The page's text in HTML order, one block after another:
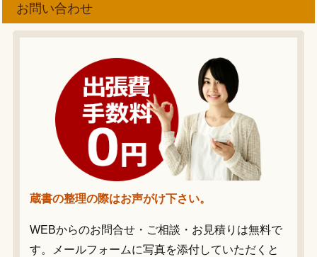
お問い合わせ
蔵書の整理の際はお声がけ下さい。
WEBからのお問合せ・ご相談・お見積りは無料で
す。メールフォームに写真を添付していただくと